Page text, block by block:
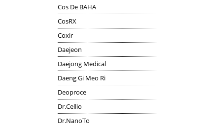
Cos De BAHA
CosRX
Coxir
Daejeon
Daejong Medical
Daeng Gi Meo Ri
Deoproce
Dr.Cellio
Dr.NanoTo